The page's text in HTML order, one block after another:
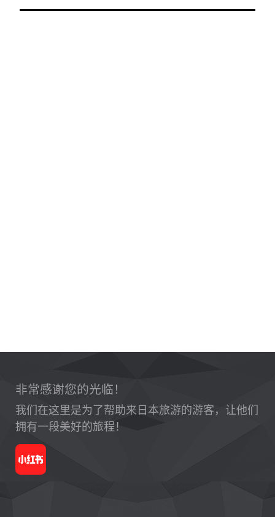
非常感谢您的光临！
我们在这里是为了帮助来日本旅游的游客，让他们
拥有一段美好的旅程！